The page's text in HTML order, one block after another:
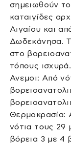
σημειωθούν
καταιγίδες
Αιγαίου και
Δωδεκάνησα.
στο
τόπους ισχυρά.
Ανεμοι: Από
Θερμοκρασία:
νότια τους 29
βόρεια 3 με 4